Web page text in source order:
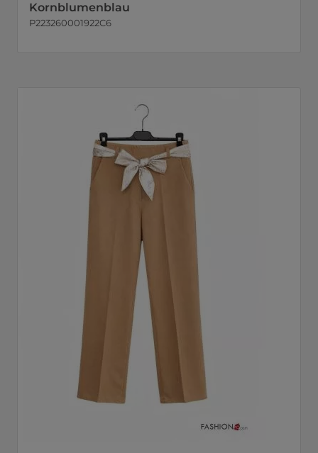
Kornblumenblau
P223260001922C6